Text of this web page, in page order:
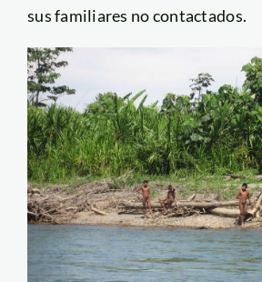
sus familiares no contactados.